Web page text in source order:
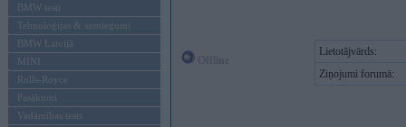
BMW testi
Tehnoloģijas & sasniegumi
BMW Latvijā
MINI
Rolls-Royce
Pasākumi
Vadāmības tests
Lietotājvārds:
Ziņojumi forumā: